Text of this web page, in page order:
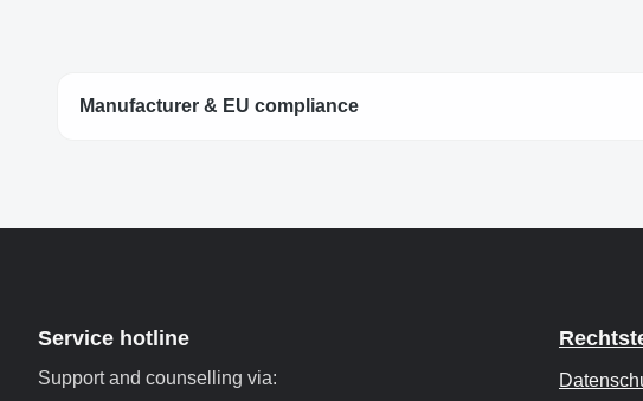
Manufacturer & EU compliance
Service hotline
Support and counselling via: